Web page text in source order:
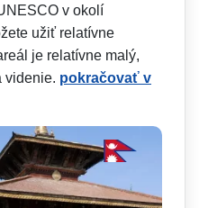
v okolí
užiť relatívne
je relatívne malý,
videnie. pokračovať v